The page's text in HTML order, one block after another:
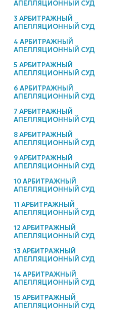
АПЕЛЛЯЦИОННЫЙ СУД
3 АРБИТРАЖНЫЙ
АПЕЛЛЯЦИОННЫЙ СУД
4 АРБИТРАЖНЫЙ
АПЕЛЛЯЦИОННЫЙ СУД
5 АРБИТРАЖНЫЙ
АПЕЛЛЯЦИОННЫЙ СУД
6 АРБИТРАЖНЫЙ
АПЕЛЛЯЦИОННЫЙ СУД
7 АРБИТРАЖНЫЙ
АПЕЛЛЯЦИОННЫЙ СУД
8 АРБИТРАЖНЫЙ
АПЕЛЛЯЦИОННЫЙ СУД
9 АРБИТРАЖНЫЙ
АПЕЛЛЯЦИОННЫЙ СУД
10 АРБИТРАЖНЫЙ
АПЕЛЛЯЦИОННЫЙ СУД
11 АРБИТРАЖНЫЙ
АПЕЛЛЯЦИОННЫЙ СУД
12 АРБИТРАЖНЫЙ
АПЕЛЛЯЦИОННЫЙ СУД
13 АРБИТРАЖНЫЙ
АПЕЛЛЯЦИОННЫЙ СУД
14 АРБИТРАЖНЫЙ
АПЕЛЛЯЦИОННЫЙ СУД
15 АРБИТРАЖНЫЙ
АПЕЛЛЯЦИОННЫЙ СУД